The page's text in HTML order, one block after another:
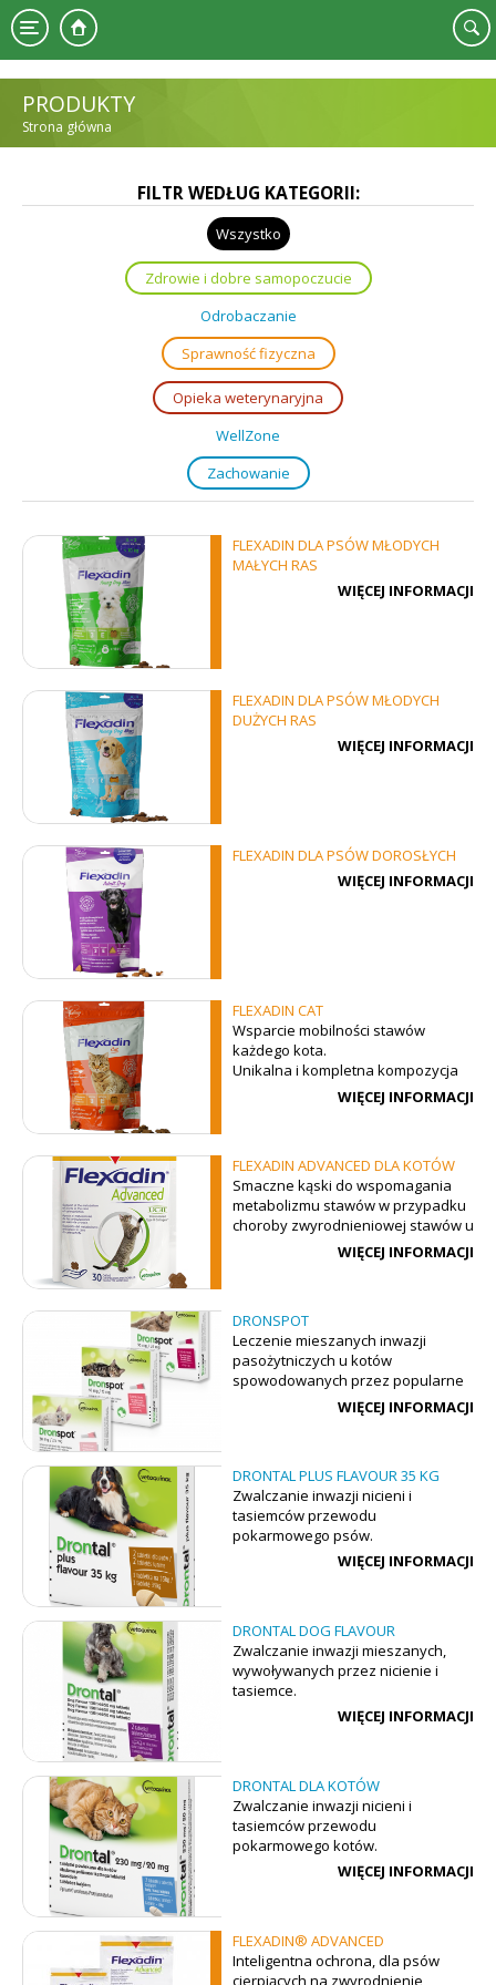
Przejdź do treści
PRODUKTY
JESTEŚ TUTAJ
Strona główna
FILTR WEDŁUG KATEGORII:
Wszystko
Zdrowie i dobre samopoczucie
Odrobaczanie
Sprawność fizyczna
Opieka weterynaryjna
WellZone
Zachowanie
FLEXADIN DLA PSÓW MŁODYCH
MAŁYCH RAS
WIĘCEJ INFORMACJI
FLEXADIN DLA PSÓW MŁODYCH
DUŻYCH RAS
WIĘCEJ INFORMACJI
FLEXADIN DLA PSÓW DOROSŁYCH
WIĘCEJ INFORMACJI
FLEXADIN CAT
Wsparcie mobilności stawów
każdego kota.
Unikalna i kompletna kompozycja
pięciu wysokiej jakości składników.
Pomaga utrzymać kota w
wiekiem problemom z mobilnością
stawów. Smakowite kąski do
łatwego podawania raz dziennie.
STOSOWANIE:
Poziom podtrzymujący: koty <6 kg
rekomendowana ilość kąsków
może być podwojona.
WIĘCEJ INFORMACJI
FLEXADIN ADVANCED DLA KOTÓW
Smaczne kąski do wspomagania
metabolizmu stawów w przypadku
choroby zwyrodnieniowej stawów u
WIĘCEJ INFORMACJI
DRONSPOT
Leczenie mieszanych inwazji
pasożytniczych u kotów
spowodowanych przez popularne
gatunki robaków obłych i robaków
WIĘCEJ INFORMACJI
DRONTAL PLUS FLAVOUR 35 KG
Zwalczanie inwazji nicieni i
tasiemców przewodu
pokarmowego psów.
WIĘCEJ INFORMACJI
DRONTAL DOG FLAVOUR
Zwalczanie inwazji mieszanych,
wywoływanych przez nicienie i
tasiemce.
WIĘCEJ INFORMACJI
DRONTAL DLA KOTÓW
Zwalczanie inwazji nicieni i
tasiemców przewodu
pokarmowego kotów.
WIĘCEJ INFORMACJI
FLEXADIN® ADVANCED
Inteligentna ochrona, dla psów
cierpiących na zwyrodnienie